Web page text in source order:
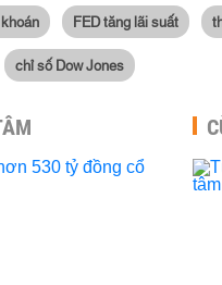
FED tăng lãi suất
chỉ số Dow Jones